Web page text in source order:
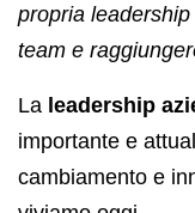
propria
team e
La leadership
importante e
cambiamento e